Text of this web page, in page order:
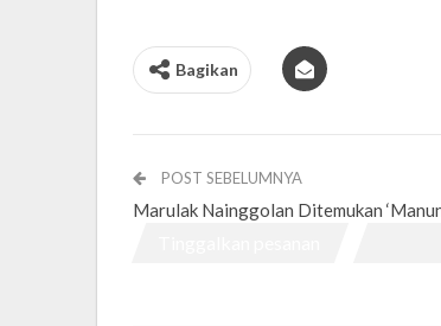
Bagikan
POST SEBELUMNYA
Marulak Nainggolan Ditemukan